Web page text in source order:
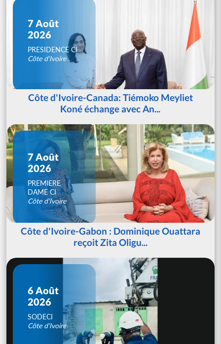
7 Août
2026
PRESIDENCE CI
Côte d'Ivoire
Côte d'Ivoire-Canada: Tiémoko Meyliet
Koné échange avec An...
7 Août
2026
PREMIERE
DAME CI
Côte d'Ivoire
Côte d'Ivoire-Gabon : Dominique Ouattara
reçoit Zita Oligu...
6 Août
2026
SODECI
Côte d'Ivoire